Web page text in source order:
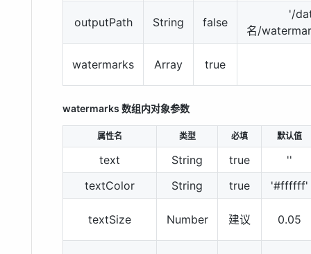
outputPath String false
'/
名/
watermarks Array true
watermarks 数组内对象参数
属性名 类型 必填 默认值
text String true
''
textColor
String true '#ffffff'
textSize Number 建议 0.05